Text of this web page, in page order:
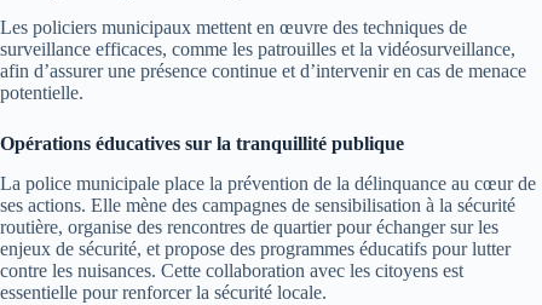
Les policiers municipaux mettent en œuvre des techniques de
surveillance efficaces, comme les patrouilles et la vidéosurveillance,
afin d’assurer une présence continue et d’intervenir en cas de menace
potentielle.
Opérations éducatives sur la tranquillité publique
La police municipale place la prévention de la délinquance au cœur de
ses actions. Elle mène des campagnes de sensibilisation à la sécurité
routière, organise des rencontres de quartier pour échanger sur les
enjeux de sécurité, et propose des programmes éducatifs pour lutter
contre les nuisances. Cette collaboration avec les citoyens est
essentielle pour renforcer la sécurité locale.